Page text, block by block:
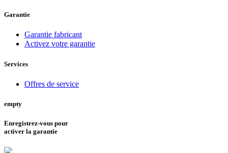
Garantie
Garantie fabricant
Activez votre garantie
Services
Offres de service
empty
Enregistrez-vous pour
activer la garantie